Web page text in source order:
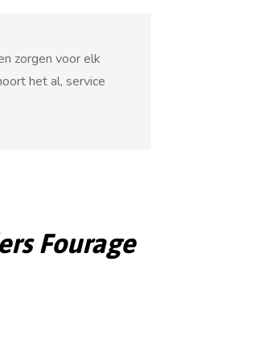
zorgen voor elk
het al, service
Fourage